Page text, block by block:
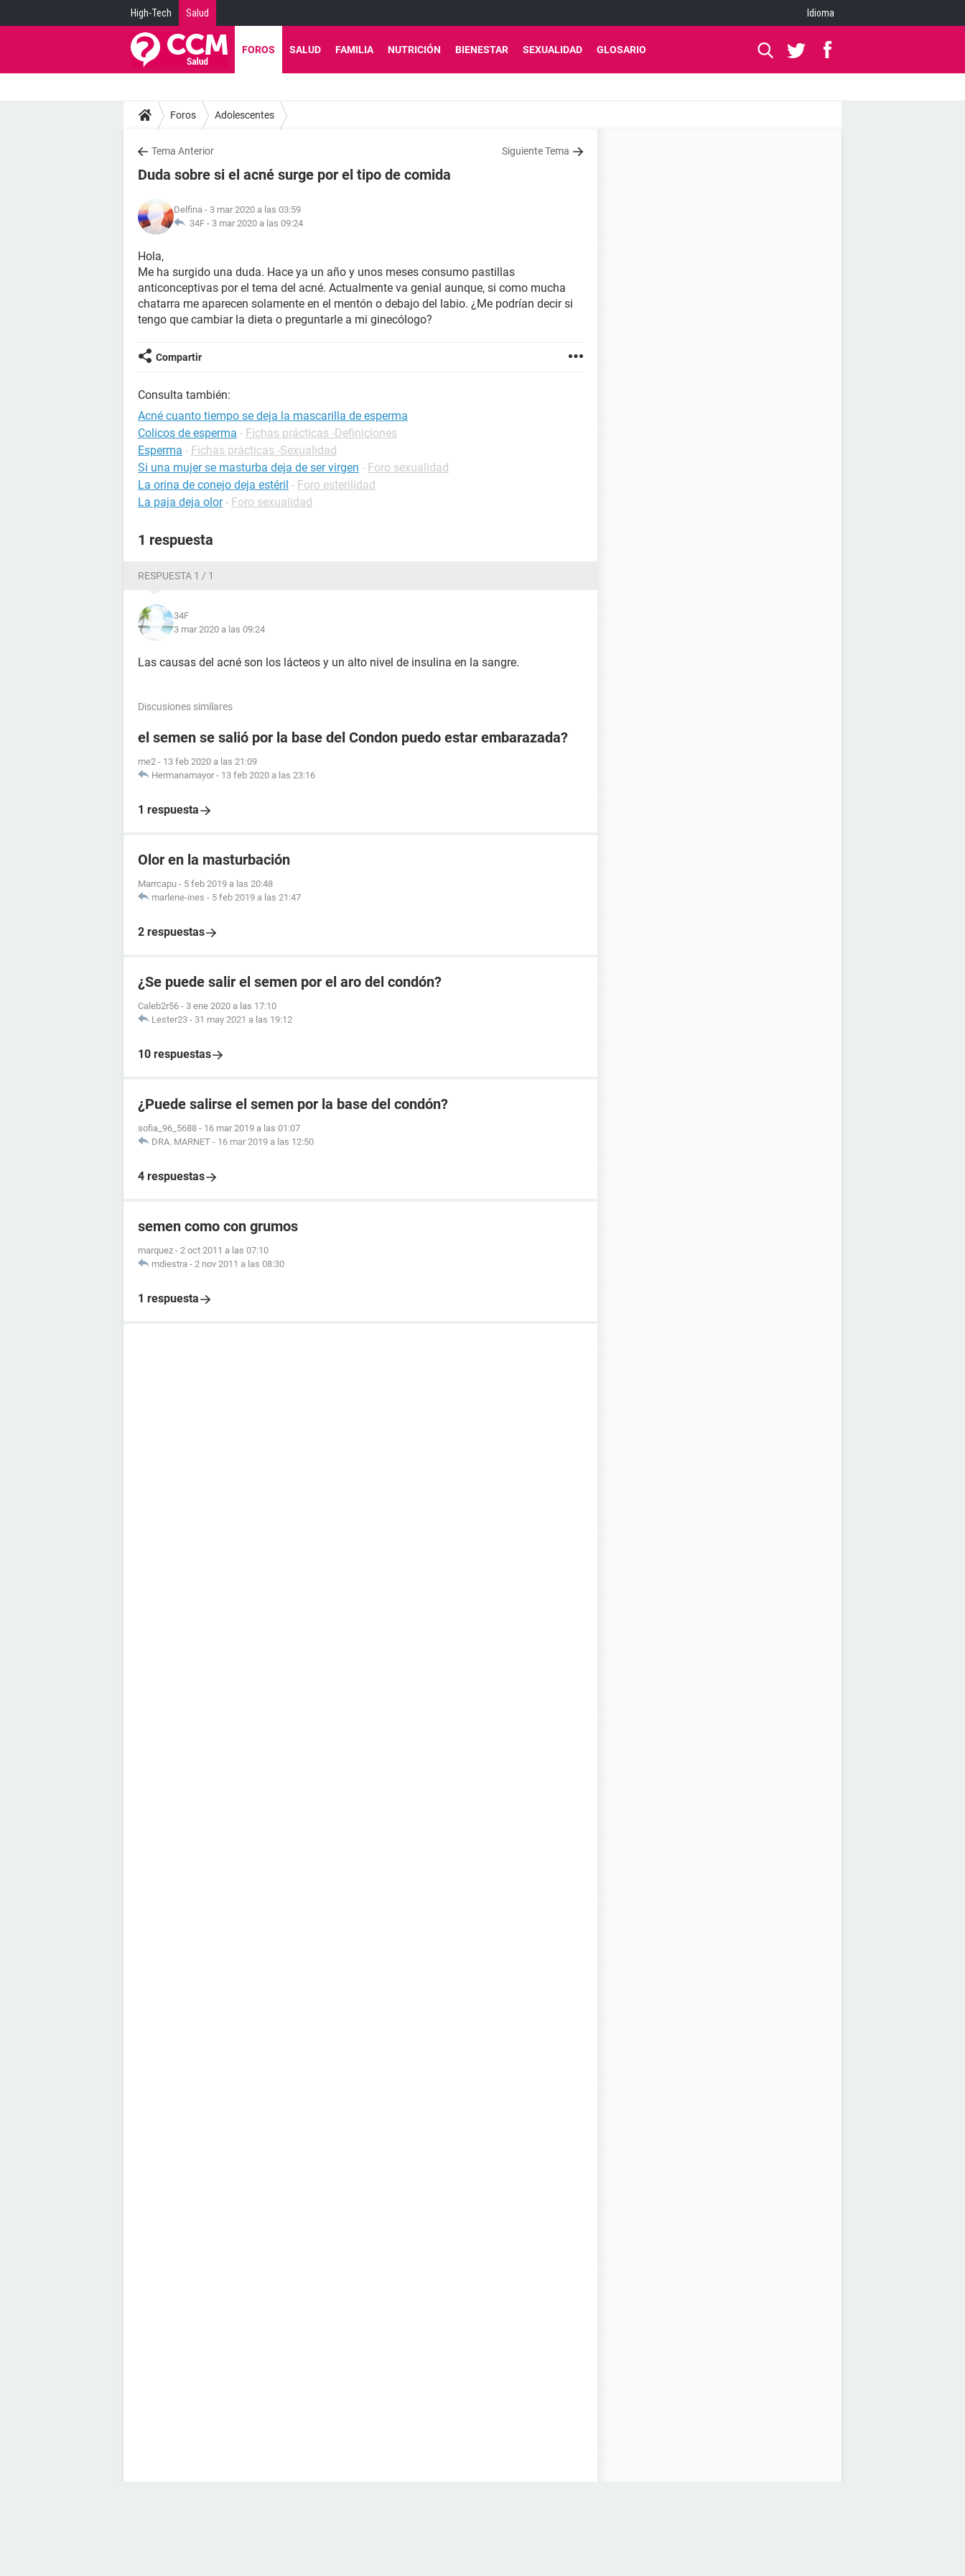
High-Tech Salud Idioma
FOROS SALUD FAMILIA NUTRICIÓN BIENESTAR SEXUALIDAD GLOSARIO
Foros Adolescentes
Tema Anterior Siguiente Tema
Duda sobre si el acné surge por el tipo de comida
Delfina - 3 mar 2020 a las 03:59
34F - 3 mar 2020 a las 09:24
Hola,
Me ha surgido una duda. Hace ya un año y unos meses consumo pastillas
anticonceptivas por el tema del acné. Actualmente va genial aunque, si como mucha
chatarra me aparecen solamente en el mentón o debajo del labio. ¿Me podrían decir si
tengo que cambiar la dieta o preguntarle a mi ginecólogo?
Compartir
Consulta también:
Acné cuanto tiempo se deja la mascarilla de esperma
Colicos de esperma - Fichas prácticas -Definiciones
Esperma - Fichas prácticas -Sexualidad
Si una mujer se masturba deja de ser virgen - Foro sexualidad
La orina de conejo deja estéril - Foro esterilidad
La paja deja olor - Foro sexualidad
1 respuesta
RESPUESTA 1 / 1
34F
3 mar 2020 a las 09:24
Las causas del acné son los lácteos y un alto nivel de insulina en la sangre.
Discusiones similares
el semen se salió por la base del Condon puedo estar embarazada?
me2 - 13 feb 2020 a las 21:09
Hermanamayor - 13 feb 2020 a las 23:16
1 respuesta
Olor en la masturbación
Marrcapu - 5 feb 2019 a las 20:48
marlene-ines - 5 feb 2019 a las 21:47
2 respuestas
¿Se puede salir el semen por el aro del condón?
Caleb2r56 - 3 ene 2020 a las 17:10
Lester23 - 31 may 2021 a las 19:12
10 respuestas
¿Puede salirse el semen por la base del condón?
sofia_96_5688 - 16 mar 2019 a las 01:07
DRA. MARNET - 16 mar 2019 a las 12:50
4 respuestas
semen como con grumos
marquez - 2 oct 2011 a las 07:10
mdiestra - 2 nov 2011 a las 08:30
1 respuesta